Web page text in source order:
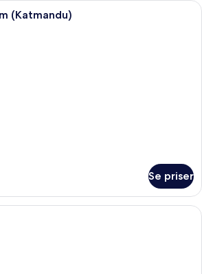
Ett hotellrum med en säng, en röd
(Katmandu)
Se priser